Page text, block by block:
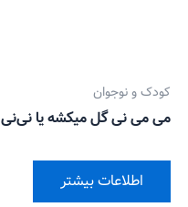
کودک و نوجوان
می می نی گل میکشه یا نی‌نی
اطلاعات بیشتر